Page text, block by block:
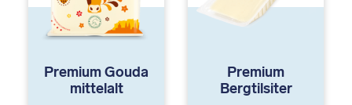
Premium Gouda
mittelalt
Premium
Bergtilsiter